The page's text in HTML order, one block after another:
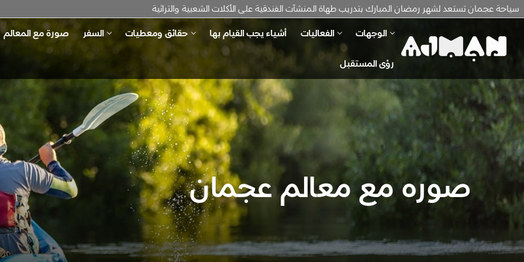
سياحة عجمان تستعد لشهر رمضان المبارك بتدريب طهاة المنشآت الفندقية على الأكلات الشعبية والتراثية
الوجهات الفعاليات أشياء يجب القيام بها حقائق ومعطيات السفر صورة مع المعالم
رؤى المستقبل
صوره مع معالم عجمان